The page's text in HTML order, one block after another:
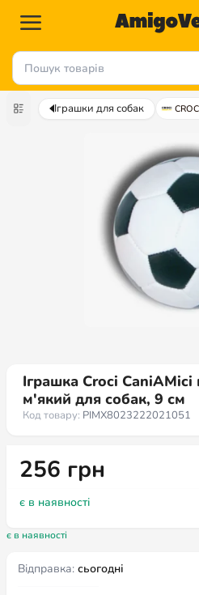
Іграшки для собак
Іграшка Croci
м'який для собак, 9 см
Код товару: PIMX8023222021051
256 грн
є в наявності
є в наявності
Відправка: сьогодні